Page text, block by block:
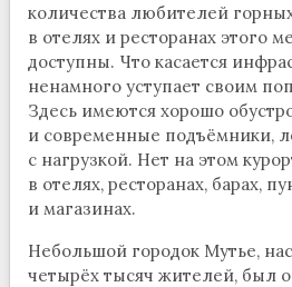
количества любителей
в отелях и ресторанах этого
доступны. Что касается
ненамного уступает своим
Здесь имеются хорошо
и современные подъёмники,
с нагрузкой. Нет на этом
в отелях, ресторанах, барах,
и магазинах.
Небольшой городок Мутье,
четырёх тысяч жителей, был